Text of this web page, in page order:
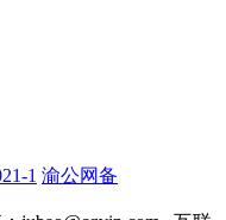
1 渝公网备